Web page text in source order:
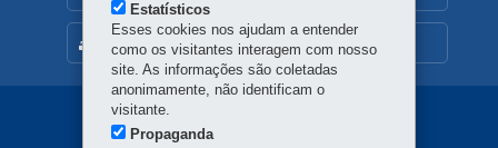
MAPA DO SITE
Navegação
Estatísticos
Esses cookies nos ajudam a entender
como os visitantes interagem com nosso
site. As informações são coletadas
anonimamente, não identificam o
visitante.
Propaganda